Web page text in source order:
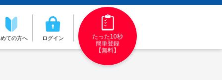
ての方へ ログイン
たった10秒
簡単登録
【無料】